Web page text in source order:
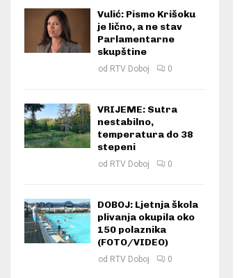
Vulić: Pismo Krišoku
je lično, a ne stav
Parlamentarne
skupštine
od RTV Doboj 0
VRIJEME: Sutra
nestabilno,
temperatura do 38
stepeni
od RTV Doboj 0
DOBOJ: Ljetnja škola
plivanja okupila oko
150 polaznika
(FOTO/VIDEO)
od RTV Doboj 0